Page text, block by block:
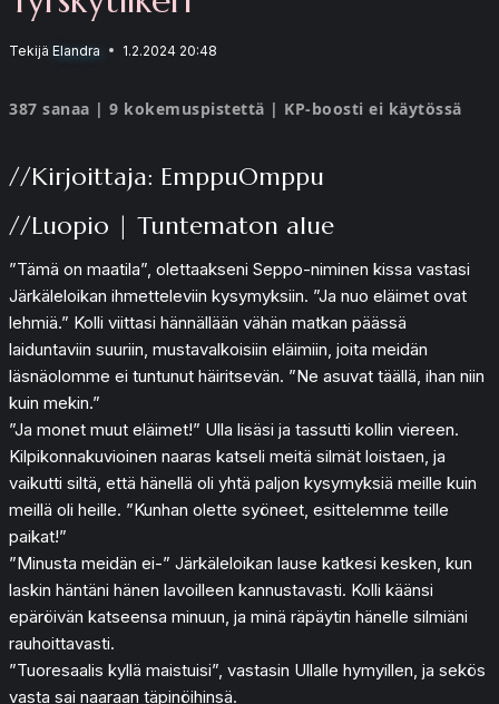
Tekijä Elandra 1.2.2024 20:48
387 sanaa | 9 kokemuspistettä | KP-boosti ei käytössä
//Kirjoittaja: EmppuOmppu
//Luopio | Tuntematon alue
”Tämä on maatila”, olettaakseni Seppo-niminen kissa vastasi
Järkäleloikan ihmetteleviin kysymyksiin. ”Ja nuo eläimet ovat
lehmiä.” Kolli viittasi hännällään vähän matkan päässä
laiduntaviin suuriin, mustavalkoisiin eläimiin, joita meidän
läsnäolomme ei tuntunut häiritsevän. ”Ne asuvat täällä, ihan niin
kuin mekin.”
”Ja monet muut eläimet!” Ulla lisäsi ja tassutti kollin viereen.
Kilpikonnakuvioinen naaras katseli meitä silmät loistaen, ja
vaikutti siltä, että hänellä oli yhtä paljon kysymyksiä meille kuin
meillä oli heille. ”Kunhan olette syöneet, esittelemme teille
paikat!”
”Minusta meidän ei-” Järkäleloikan lause katkesi kesken, kun
laskin häntäni hänen lavoilleen kannustavasti. Kolli käänsi
epäröivän katseensa minuun, ja minä räpäytin hänelle silmiäni
rauhoittavasti.
”Tuoresaalis kyllä maistuisi”, vastasin Ullalle hymyillen, ja sekös
vasta sai naaraan täpinöihinsä.